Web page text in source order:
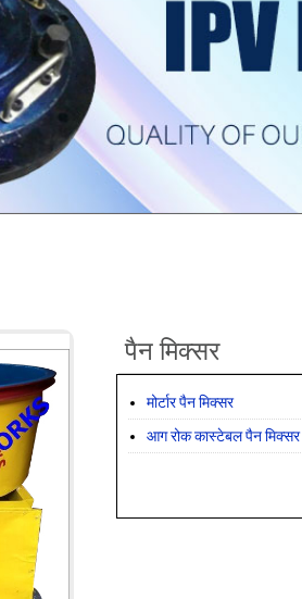
पैन मिक्सर
मोर्टार पैन मिक्सर
आग रोक कास्टेबल पैन मिक्सर